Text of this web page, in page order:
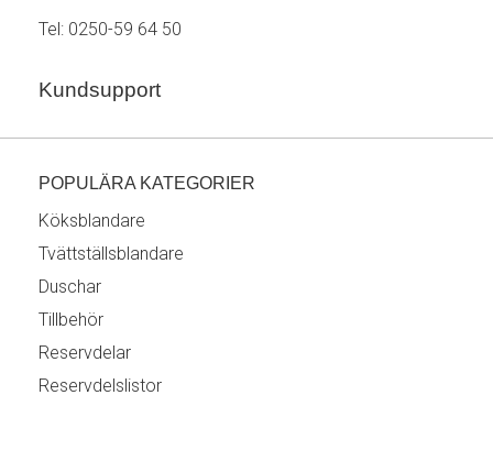
Tel: 0250-59 64 50
Kundsupport
POPULÄRA KATEGORIER
Köksblandare
Tvättställsblandare
Duschar
Tillbehör
Reservdelar
Reservdelslistor